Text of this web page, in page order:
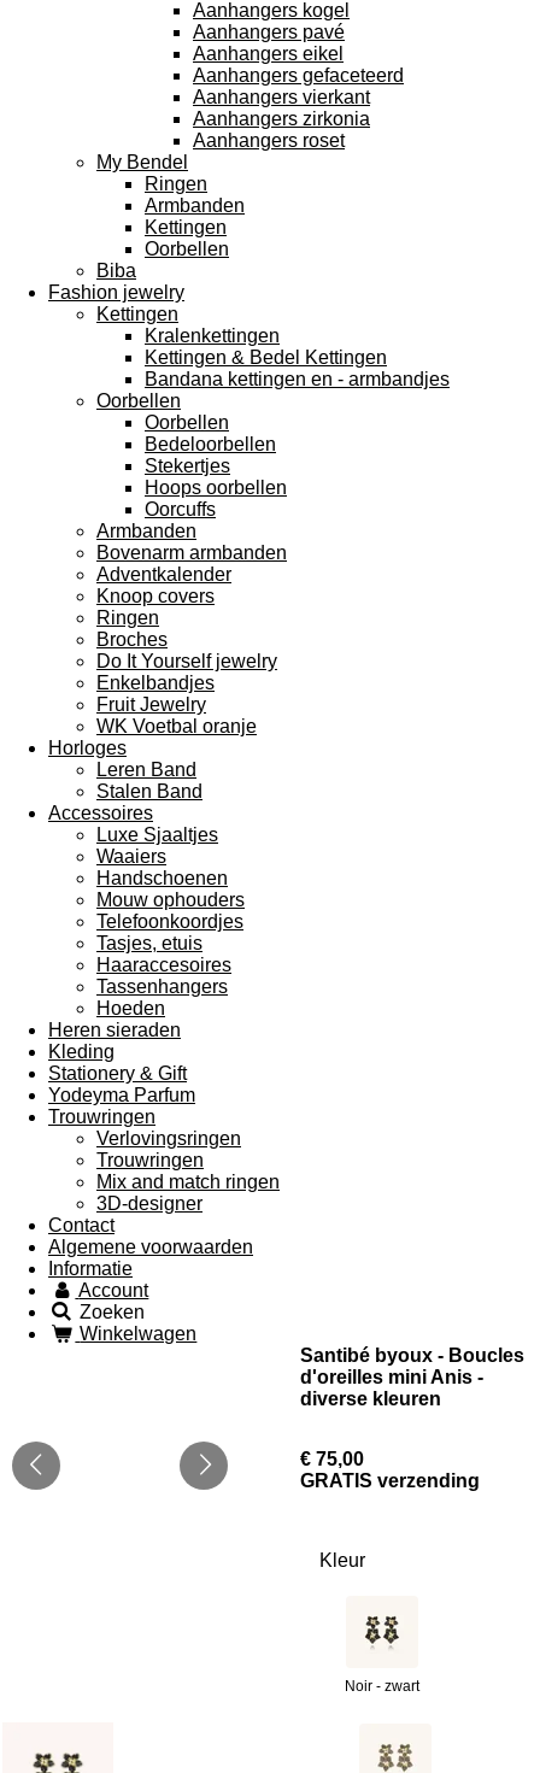
Aanhangers kogel
Aanhangers pavé
Aanhangers eikel
Aanhangers gefaceteerd
Aanhangers vierkant
Aanhangers zirkonia
Aanhangers roset
My Bendel
Ringen
Armbanden
Kettingen
Oorbellen
Biba
Fashion jewelry
Kettingen
Kralenkettingen
Kettingen & Bedel Kettingen
Bandana kettingen en - armbandjes
Oorbellen
Oorbellen
Bedeloorbellen
Stekertjes
Hoops oorbellen
Oorcuffs
Armbanden
Bovenarm armbanden
Adventkalender
Knoop covers
Ringen
Broches
Do It Yourself jewelry
Enkelbandjes
Fruit Jewelry
WK Voetbal oranje
Horloges
Leren Band
Stalen Band
Accessoires
Luxe Sjaaltjes
Waaiers
Handschoenen
Mouw ophouders
Telefoonkoordjes
Tasjes, etuis
Haaraccesoires
Tassenhangers
Hoeden
Heren sieraden
Kleding
Stationery & Gift
Yodeyma Parfum
Trouwringen
Verlovingsringen
Trouwringen
Mix and match ringen
3D-designer
Contact
Algemene voorwaarden
Informatie
Account
Zoeken
Winkelwagen
Santibé byoux - Boucles
d'oreilles mini Anis -
diverse kleuren
€ 75,00
GRATIS verzending
Kleur
Noir - zwart